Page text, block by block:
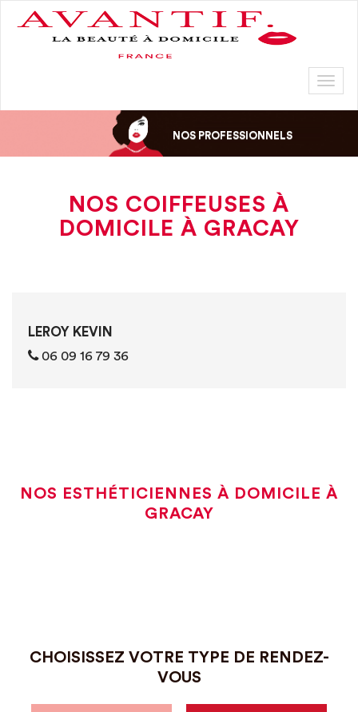
NOS PROFESSIONNELS
NOS COIFFEUSES À
DOMICILE À GRACAY
LEROY KEVIN
‭06 09 16 79 36‬
NOS ESTHÉTICIENNES À DOMICILE À
GRACAY
CHOISISSEZ VOTRE TYPE DE RENDEZ-
VOUS